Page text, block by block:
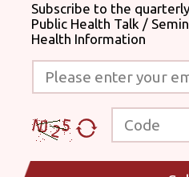
Subscribe to the
Public Health Talk /
Health Information
Please enter your email address
Code